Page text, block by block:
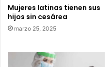
s
o
s
r
i
g
Mujeres latinas tienen sus
hijos sin cesárea
marzo 25, 2025